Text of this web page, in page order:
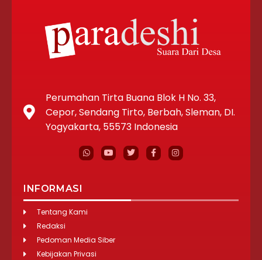
Perumahan Tirta Buana Blok H No. 33,
Cepor, Sendang Tirto, Berbah, Sleman, DI.
Yogyakarta, 55573 Indonesia
INFORMASI
Tentang Kami
Redaksi
Pedoman Media Siber
Kebijakan Privasi